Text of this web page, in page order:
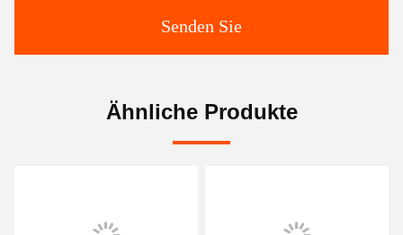
Senden Sie
Ähnliche Produkte